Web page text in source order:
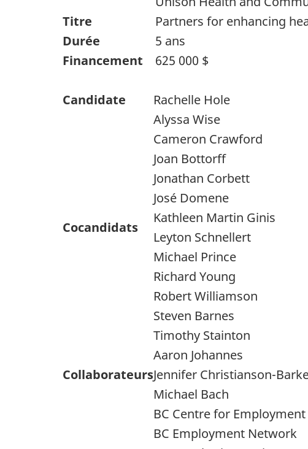
Titre
Partners for enhancing
Durée
5 ans
Financement
625 000 $
Candidate Rachelle Hole
Cocandidats
Alyssa Wise
Cameron Crawford
Joan Bottorff
Jonathan Corbett
José Domene
Kathleen Martin Ginis
Leyton Schnellert
Michael Prince
Richard Young
Robert Williamson
Steven Barnes
Timothy Stainton
Collaborateurs
Aaron Johannes
Jennifer Christianson-
Michael Bach
BC Centre for
BC Employment Network